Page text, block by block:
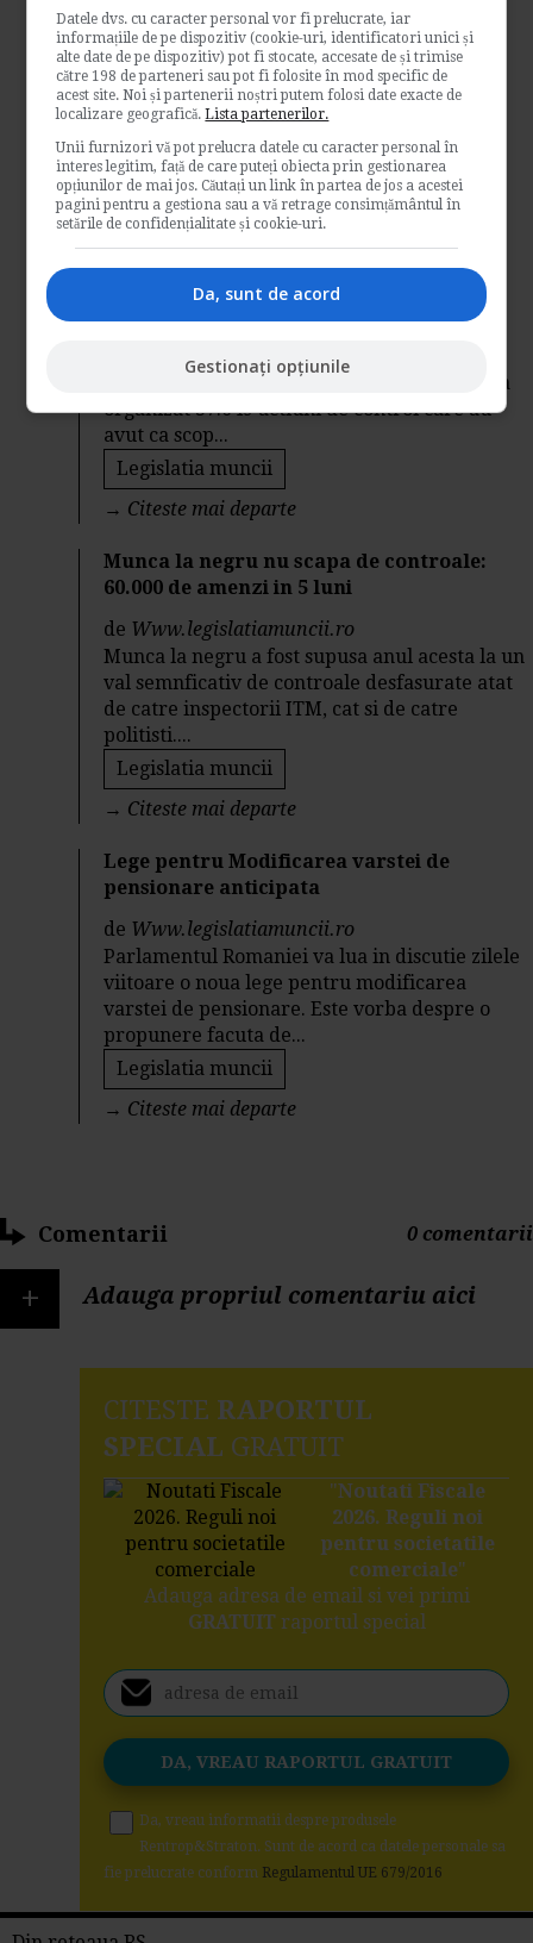
deWww.legislatiamuncii.ro
Ministerul Muncii a emis recent spre
dezbatere Proiectul de hotarare pentru
modificarea si completarea Normelor
metodologice de aplicare a...
Legislatia muncii
→Citeste mai departe
amenzi de peste 75 milioane de lei
deWww.legislatiamuncii.ro
Incepand cu data de 2 mai a.c. si pana la
sfarsitul lunii septembrie, Inspectia Muncii a
organizat 37.649 actiuni de control care au
avut ca scop...
Legislatia muncii
→ Citeste mai departe
Munca la negru nu scapa de controale:
60.000 de amenzi in 5 luni
de Www.legislatiamuncii.ro
Munca la negru a fost supusa anul acesta la un
val semnficativ de controale desfasurate atat
de catre inspectorii ITM, cat si de catre
politisti....
Legislatia muncii
→ Citeste mai departe
Lege pentru Modificarea varstei de
pensionare anticipata
de Www.legislatiamuncii.ro
Parlamentul Romaniei va lua in discutie zilele
viitoare o noua lege pentru modificarea
varstei de pensionare. Este vorba despre o
propunere facuta de...
Legislatia muncii
→ Citeste mai departe
Comentarii 0 comentarii
+ Adauga propriul comentariu aici
CITESTE RAPORTUL
SPECIAL GRATUIT
"Noutati Fiscale
2026. Reguli noi
pentru societatile
comerciale"
Adauga adresa de email si vei primi
GRATUITraportul special
Da, vreau informatii despre produsele
Rentrop&Straton. Sunt de acord ca datele personale sa
fie prelucrate conform Regulamentul UE 679/2016
Datele dvs. cu caracter personal vor fi prelucrate, iar
informațiile de pe dispozitiv (cookie-uri, identificatori unici și
alte date de pe dispozitiv) pot fi stocate, accesate de și trimise
către 198 de parteneri sau pot fi folosite în mod specific de
acest site. Noi și partenerii noștri putem folosi date exacte de
localizare geografică.Lista partenerilor.
Unii furnizori vă pot prelucra datele cu caracter personal în
interes legitim, față de care puteți obiecta prin gestionarea
opțiunilor de mai jos. Căutați un link în partea de jos a acestei
pagini pentru a gestiona sau a vă retrage consimțământul în
setările de confidențialitate și cookie-uri.
Da, sunt de acord
Gestionați opțiunile